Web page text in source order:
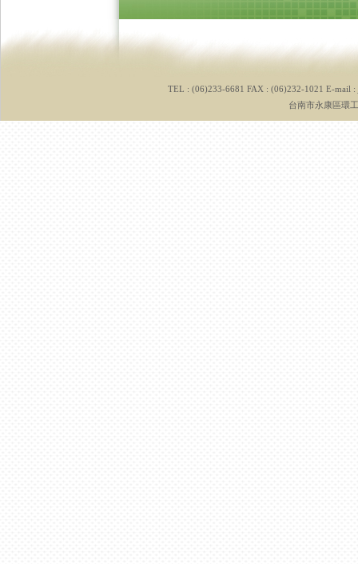
TEL : (06)233-6681 FAX : (06)232-1021 E-mail :
台南市永康區環